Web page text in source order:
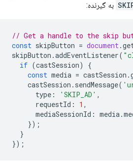
به گیرنده:
// Get a handle to the skip
const skipButton = document.
skipButton .addEventListener(
if (castSession)
{
const media = castSession .
castSession . sendMessage(
type : 'SKIP_AD' ,
requestId : 1 ,
mediaSessionId : media.
});
}
});